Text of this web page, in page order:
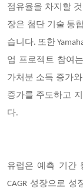
점유율을 차지할
장은 첨단 기술 통
습니다. 또한
업 프로젝트 참여
가처분 소득 증가
증가를 주도하고
다.
유럽은 예측 기간
CAGR 성장으로